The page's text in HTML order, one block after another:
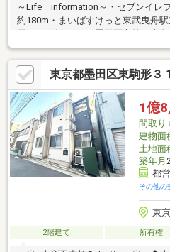
～Life information～・セブンイレ
約180m・まいばすけっと東武曳舟駅
区立寺島中学校・・・約470m～物
田（すなこだ）までお問い合わせく
月
東京都墨田区東駒形３
1億
間取り
建物面
土地面
築年月
都
その他の
東
2階建て 所有権